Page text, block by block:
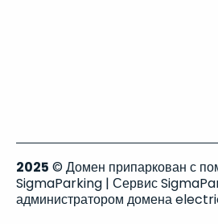
2025 © Домен припаркован с
SigmaParking | Сервис
администратором домена